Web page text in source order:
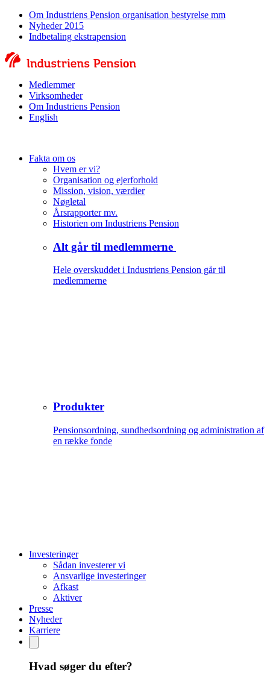
Om Industriens Pension organisation bestyrelse mm
Nyheder 2015
Indbetaling ekstrapension
Medlemmer
Virksomheder
Om Industriens Pension
English
Fakta om os
Hvem er vi?
Organisation og ejerforhold
Mission, vision, værdier
Nøgletal
Årsrapporter mv.
Historien om Industriens Pension
Alt går til medlemmerne
Hele overskuddet i Industriens Pension går til
medlemmerne
Produkter
Pensionsordning, sundhedsordning og administration af
en række fonde
Investeringer
Sådan investerer vi
Ansvarlige investeringer
Afkast
Aktiver
Presse
Nyheder
Karriere
Hvad søger du efter?